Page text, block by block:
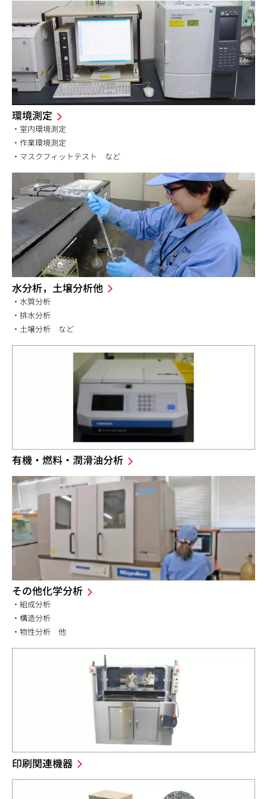
環境測定
・室内環境測定
・作業環境測定
・マスクフィットテスト など
水分析，土壌分析他
・水質分析
・排水分析
・土壌分析 など
有機・燃料・潤滑油分析
その他化学分析
・組成分析
・構造分析
・物性分析 他
印刷関連機器